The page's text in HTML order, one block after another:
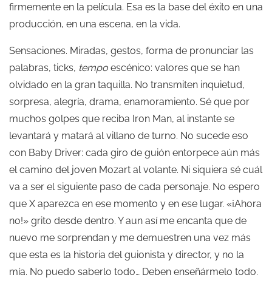
firmemente en la película. Esa es la base del éxito en una
producción, en una escena, en la vida.
Sensaciones. Miradas, gestos, forma de pronunciar las
palabras, ticks, tempo escénico: valores que se han
olvidado en la gran taquilla. No transmiten inquietud,
sorpresa, alegría, drama, enamoramiento. Sé que por
muchos golpes que reciba Iron Man, al instante se
levantará y matará al villano de turno. No sucede eso
con Baby Driver: cada giro de guión entorpece aún más
el camino del joven Mozart al volante. Ni siquiera sé cuál
va a ser el siguiente paso de cada personaje. No espero
que X aparezca en ese momento y en ese lugar. «¡Ahora
no!» grito desde dentro. Y aun así me encanta que de
nuevo me sorprendan y me demuestren una vez más
que esta es la historia del guionista y director, y no la
mía. No puedo saberlo todo… Deben enseñármelo todo.